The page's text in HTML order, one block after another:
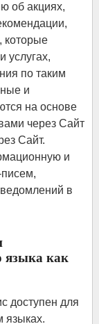
об акциях,
которые
услугах,
по таким
и
на основе
через Сайт
Сайт.
и
в
языка как
доступен для
языках.